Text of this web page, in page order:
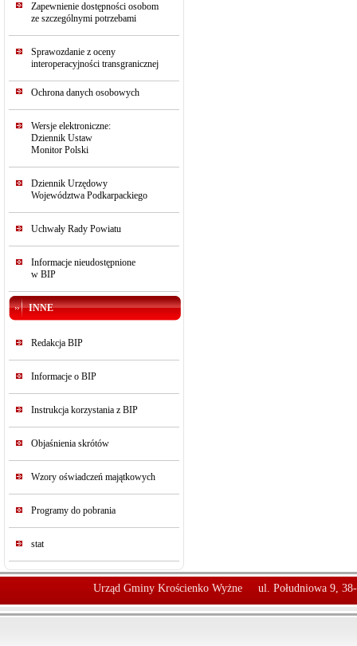
Zapewnienie dostępności osobom
ze szczególnymi potrzebami
Sprawozdanie z oceny
interoperacyjności transgranicznej
Ochrona danych osobowych
Wersje elektroniczne:
Dziennik Ustaw
Monitor Polski
Dziennik Urzędowy
Województwa Podkarpackiego
Uchwały Rady Powiatu
Informacje nieudostępnione
w BIP
INNE
Redakcja BIP
Informacje o BIP
Instrukcja korzystania z BIP
Objaśnienia skrótów
Wzory oświadczeń majątkowych
Programy do pobrania
stat
Urząd Gminy Krościenko Wyżne ul. Południowa 9,